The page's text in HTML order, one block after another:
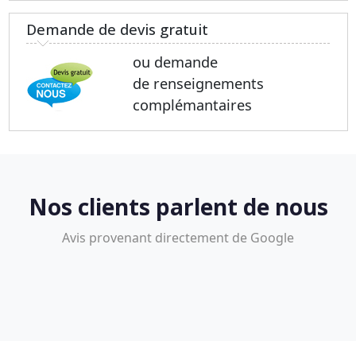
Demande de devis gratuit
ou demande
de renseignements
complémantaires
Nos clients parlent de nous
Avis provenant directement de Google